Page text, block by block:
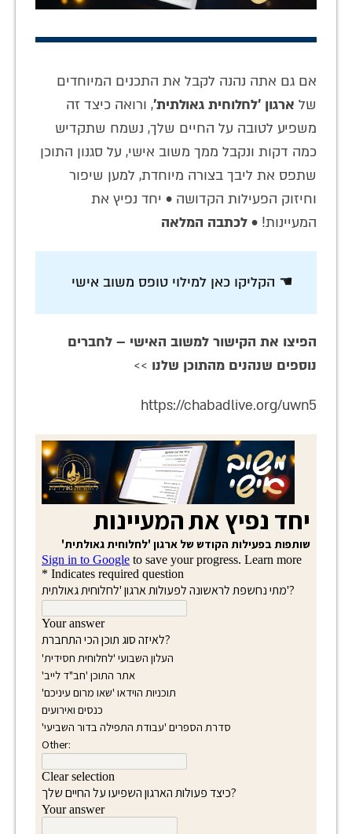
אם גם אתה נהנה לקבל את התכנים המיוחדים
של ארגון 'לחלוחית גאולתית', ורואה כיצד זה
משפיע לטובה על החיים שלך, נשמח שתקדיש
כמה דקות ונקבל ממך משוב אישי, על סגנון התוכן
שתפס את ליבך בצורה מיוחדת, למען שיפור
וחיזוק הפעילות הקדושה • יחד נפיץ את
המעיינות! • לכתבה המלאה
☚ הקליקו כאן למילוי טופס משוב אישי
הפיצו את הקישור למשוב האישי – לחברים
נוספים שנהנים מהתוכן שלנו >>
https://chabadlive.org/uwn5